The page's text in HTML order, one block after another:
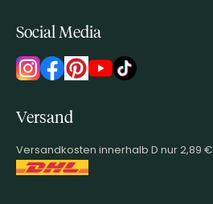
Social Media
Versand
Versandkosten innerhalb D nur 2,89 €